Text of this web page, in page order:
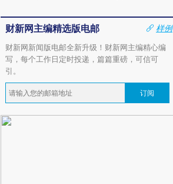
财新网主编精选版电邮
样例
财新网新闻版电邮全新升级！财新网主编精心编
写，每个工作日定时投递，篇篇重磅，可信可
引。
订阅